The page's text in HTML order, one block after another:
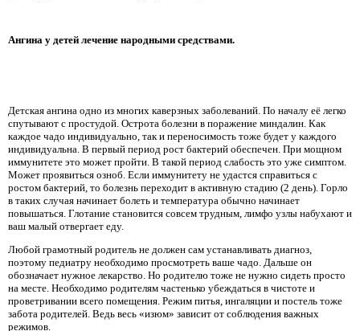
Ангина у детей лечение народными средствами.
Детская ангина одно из многих каверзных заболеваний. По началу её легко
спутывают с простудой. Острота болезни в поражение миндалин. Как
каждое чадо индивидуально, так и переносимость тоже будет у каждого
индивидуальна. В первый период рост бактерий обеспечен. При мощном
иммунитете это может пройти. В такой период слабость это уже симптом.
Может проявиться озноб. Если иммунитету не удастся справиться с
ростом бактерий, то болезнь переходит в активную стадию (2 день). Горло
в таких случая начинает болеть и температура обычно начинает
повышаться. Глотание становится совсем трудным, лимфо узлы набухают и
ваш малый отвергает еду.
Любой грамотный родитель не должен сам устанавливать диагноз,
поэтому педиатру необходимо просмотреть ваше чадо. Дальше он
обозначает нужное лекарство. Но родителю тоже не нужно сидеть просто
на месте. Необходимо родителям частенько убеждаться в чистоте и
проветривании всего помещения. Режим питья, ингаляции и постель тоже
забота родителей. Ведь весь «изюм» зависит от соблюдения важных
режимов.